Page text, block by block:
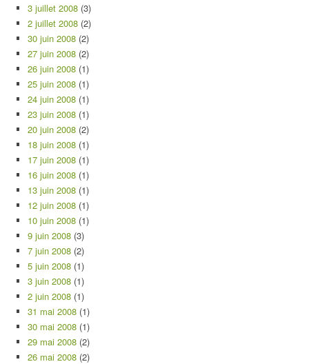
3 juillet 2008 (3)
2 juillet 2008 (2)
30 juin 2008 (2)
27 juin 2008 (2)
26 juin 2008 (1)
25 juin 2008 (1)
24 juin 2008 (1)
23 juin 2008 (1)
20 juin 2008 (2)
18 juin 2008 (1)
17 juin 2008 (1)
16 juin 2008 (1)
13 juin 2008 (1)
12 juin 2008 (1)
10 juin 2008 (1)
9 juin 2008 (3)
7 juin 2008 (2)
5 juin 2008 (1)
3 juin 2008 (1)
2 juin 2008 (1)
31 mai 2008 (1)
30 mai 2008 (1)
29 mai 2008 (2)
26 mai 2008 (2)